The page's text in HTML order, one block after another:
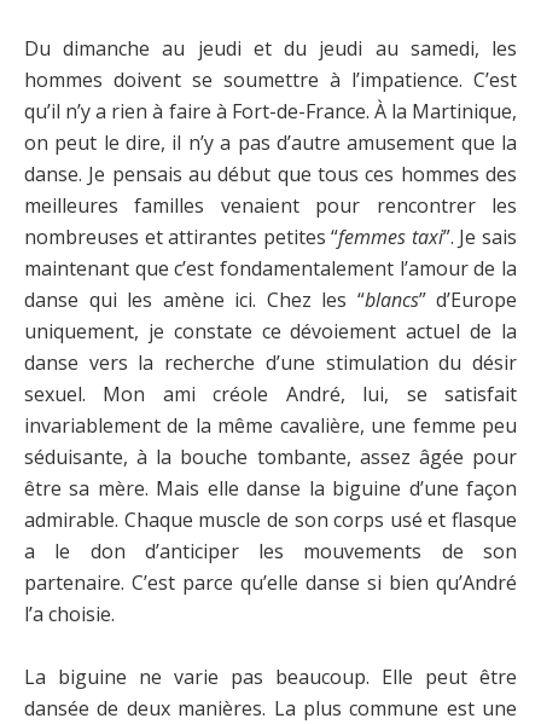
Du dimanche au jeudi et du jeudi au samedi, les
hommes doivent se soumettre à l’impatience. C’est
qu’il n’y a rien à faire à Fort-de-France. À la Martinique,
on peut le dire, il n’y a pas d’autre amusement que la
danse. Je pensais au début que tous ces hommes des
meilleures familles venaient pour rencontrer les
nombreuses et attirantes petites “femmes taxi”. Je sais
maintenant que c’est fondamentalement l’amour de la
danse qui les amène ici. Chez les “blancs” d’Europe
uniquement, je constate ce dévoiement actuel de la
danse vers la recherche d’une stimulation du désir
sexuel. Mon ami créole André, lui, se satisfait
invariablement de la même cavalière, une femme peu
séduisante, à la bouche tombante, assez âgée pour
être sa mère. Mais elle danse la biguine d’une façon
admirable. Chaque muscle de son corps usé et flasque
a le don d’anticiper les mouvements de son
partenaire. C’est parce qu’elle danse si bien qu’André
l’a choisie.
La biguine ne varie pas beaucoup. Elle peut être
dansée de deux manières. La plus commune est une